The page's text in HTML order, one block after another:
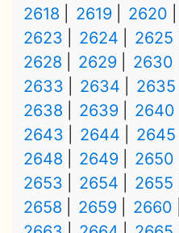
2618
2619 2620
2623
2624 2625
2628
2629 2630
2633
2634 2635
2638
2639 2640
2643
2644 2645
2648
2649 2650
2653
2654 2655
2658
2659 2660